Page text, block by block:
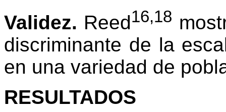
Validez. Reed16,18
discriminante de la
en una variedad de
RESULTADOS